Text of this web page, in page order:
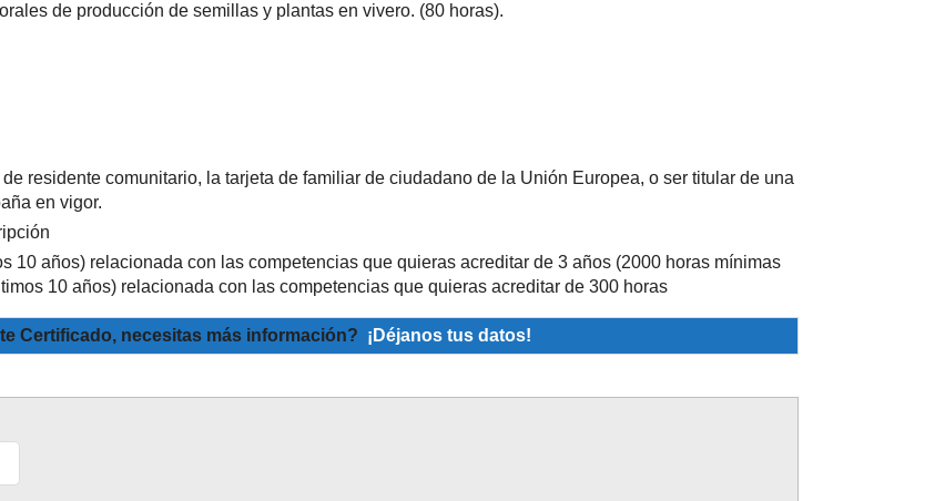
de producción de semillas y plantas en vivero. (80 horas).
residente comunitario, la tarjeta de familiar de ciudadano de la Unión Europea, o ser titular de una
en vigor.
10 años) relacionada con las competencias que quieras acreditar de 3 años (2000 horas mínimas
10 años) relacionada con las competencias que quieras acreditar de 300 horas
Certificado, necesitas más información? ¡Déjanos tus datos!